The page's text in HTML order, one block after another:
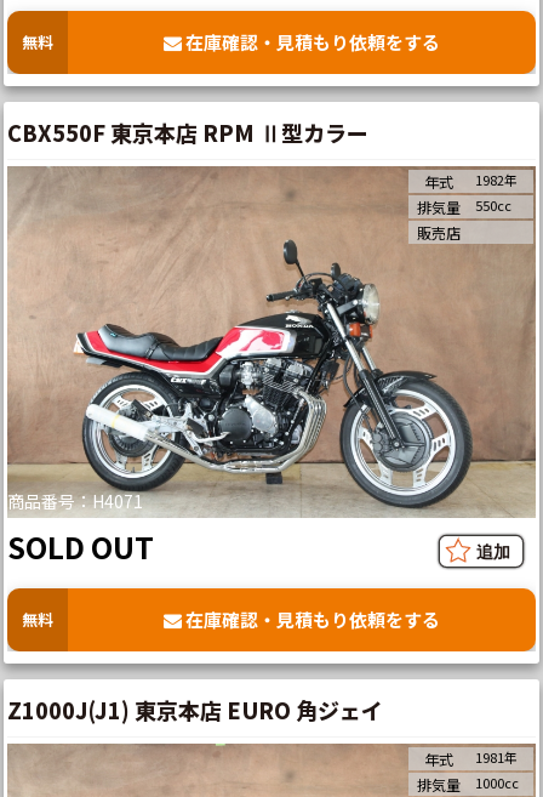
無料 在庫確認・見積もり依頼をする
CBX550F 東京本店 RPM Ⅱ型カラー
商品番号：H4071
年式 1982年
排気量 550cc
販売店
SOLD OUT
無料 在庫確認・見積もり依頼をする
Z1000J(J1) 東京本店 EURO 角ジェイ
年式 1981年
排気量 1000cc